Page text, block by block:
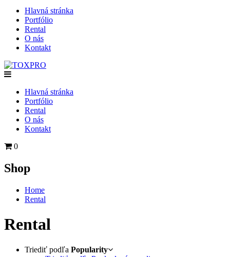
Hlavná stránka
Portfólio
Rental
O nás
Kontakt
Hlavná stránka
Portfólio
Rental
O nás
Kontakt
0
Shop
Home
Rental
Rental
Triediť podľa Popularity